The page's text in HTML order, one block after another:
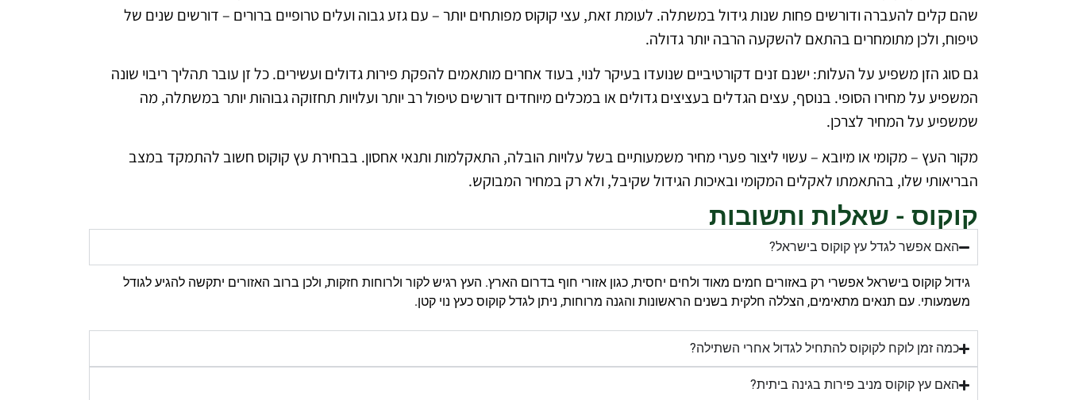
שהם קלים להעברה ודורשים פחות שנות גידול במשתלה. לעומת זאת, עצי קוקוס מפותחים יותר – עם גזע גבוה ועלים טרופיים ברורים – דורשים שנים של
טיפוח, ולכן מתומחרים בהתאם להשקעה הרבה יותר גדולה.
גם סוג הזן משפיע על העלות: ישנם זנים דקורטיביים שנועדו בעיקר לנוי, בעוד אחרים מותאמים להפקת פירות גדולים ועשירים. כל זן עובר תהליך ריבוי שונה
המשפיע על מחירו הסופי. בנוסף, עצים הגדלים בעציצים גדולים או במכלים מיוחדים דורשים טיפול רב יותר ועלויות תחזוקה גבוהות יותר במשתלה, מה
שמשפיע על המחיר לצרכן.
מקור העץ – מקומי או מיובא – עשוי ליצור פערי מחיר משמעותיים בשל עלויות הובלה, התאקלמות ותנאי אחסון. בבחירת עץ קוקוס חשוב להתמקד במצב
הבריאותי שלו, בהתאמתו לאקלים המקומי ובאיכות הגידול שקיבל, ולא רק במחיר המבוקש.
קוקוס - שאלות ותשובות
האם אפשר לגדל עץ קוקוס בישראל?
גידול קוקוס בישראל אפשרי רק באזורים חמים מאוד ולחים יחסית, כגון אזורי חוף בדרום הארץ. העץ רגיש לקור ולרוחות חזקות, ולכן ברוב האזורים יתקשה להגיע לגודל
משמעותי. עם תנאים מתאימים, הצללה חלקית בשנים הראשונות והגנה מרוחות, ניתן לגדל קוקוס כעץ נוי קטן.
כמה זמן לוקח לקוקוס להתחיל לגדול אחרי השתילה?
האם עץ קוקוס מניב פירות בגינה ביתית?